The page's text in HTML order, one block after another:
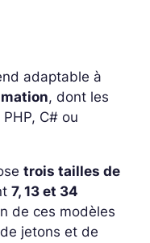
adaptable à
, dont les
C# ou
trois tailles de
7, 13 et 34
de ces modèles
de jetons et de